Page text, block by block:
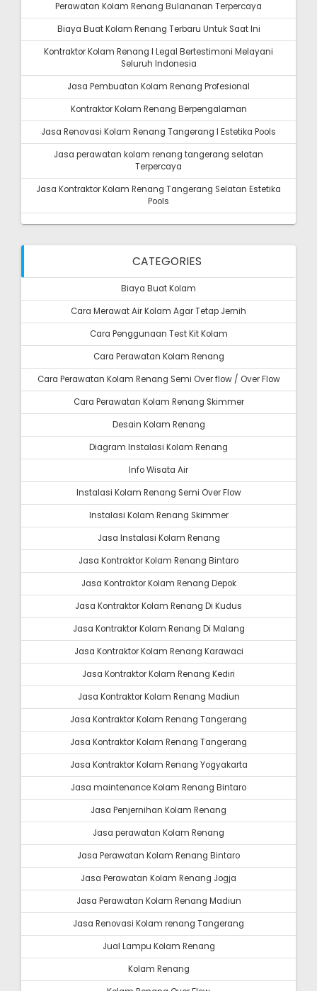
Perawatan Kolam Renang Bulananan Terpercaya
Biaya Buat Kolam Renang Terbaru Untuk Saat Ini
Kontraktor Kolam Renang I Legal Bertestimoni Melayani
Seluruh Indonesia
Jasa Pembuatan Kolam Renang Profesional
Kontraktor Kolam Renang Berpengalaman
Jasa Renovasi Kolam Renang Tangerang I Estetika Pools
Jasa perawatan kolam renang tangerang selatan
Terpercaya
Jasa Kontraktor Kolam Renang Tangerang Selatan Estetika
Pools
CATEGORIES
Biaya Buat Kolam
Cara Merawat Air Kolam Agar Tetap Jernih
Cara Penggunaan Test Kit Kolam
Cara Perawatan Kolam Renang
Cara Perawatan Kolam Renang Semi Over flow / Over Flow
Cara Perawatan Kolam Renang Skimmer
Desain Kolam Renang
Diagram Instalasi Kolam Renang
Info Wisata Air
Instalasi Kolam Renang Semi Over Flow
Instalasi Kolam Renang Skimmer
Jasa Instalasi Kolam Renang
Jasa Kontraktor Kolam Renang Bintaro
Jasa Kontraktor Kolam Renang Depok
Jasa Kontraktor Kolam Renang Di Kudus
Jasa Kontraktor Kolam Renang Di Malang
Jasa Kontraktor Kolam Renang Karawaci
Jasa Kontraktor Kolam Renang Kediri
Jasa Kontraktor Kolam Renang Madiun
Jasa Kontraktor Kolam Renang Tangerang
Jasa Kontraktor Kolam Renang Tangerang
Jasa Kontraktor Kolam Renang Yogyakarta
Jasa maintenance Kolam Renang Bintaro
Jasa Penjernihan Kolam Renang
Jasa perawatan Kolam Renang
Jasa Perawatan Kolam Renang Bintaro
Jasa Perawatan Kolam Renang Jogja
Jasa Perawatan Kolam Renang Madiun
Jasa Renovasi Kolam renang Tangerang
Jual Lampu Kolam Renang
Kolam Renang